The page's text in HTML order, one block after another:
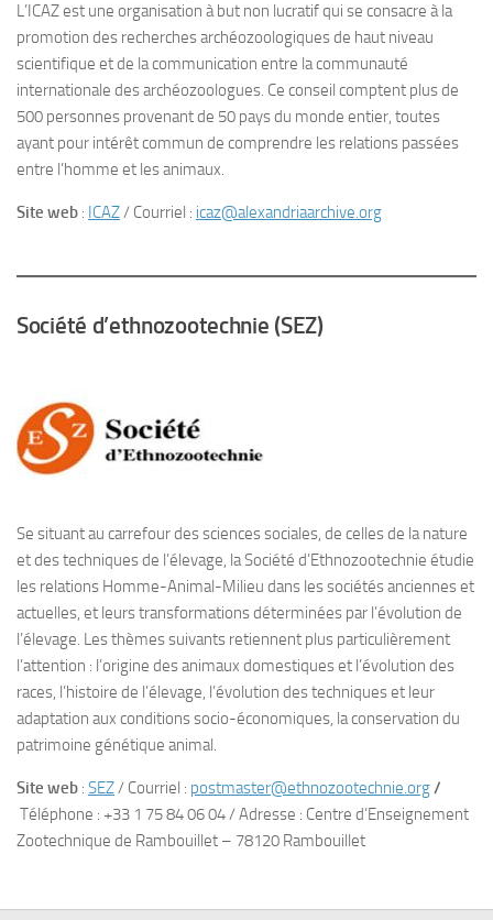
L’ICAZ est une organisation à but non lucratif qui se consacre à la
promotion des recherches archéozoologiques de haut niveau
scientifique et de la communication entre la communauté
internationale des archéozoologues. Ce conseil comptent plus de
500 personnes provenant de 50 pays du monde entier, toutes
ayant pour intérêt commun de comprendre les relations passées
entre l’homme et les animaux.
Site web : ICAZ/ Courriel : icaz@alexandriaarchive.org
Société d’ethnozootechnie (SEZ)
Se situant au carrefour des sciences sociales, de celles de la nature
et des techniques de l’élevage, la Société d’Ethnozootechnie étudie
les relations Homme-Animal-Milieu dans les sociétés anciennes et
actuelles, et leurs transformations déterminées par l’évolution de
l’élevage. Les thèmes suivants retiennent plus particulièrement
l’attention : l’origine des animaux domestiques et l’évolution des
races, l’histoire de l’élevage, l’évolution des techniques et leur
adaptation aux conditions socio-économiques, la conservation du
patrimoine génétique animal.
Site web : SEZ/ Courriel : postmaster@ethnozootechnie.org/
Téléphone : +33 1 75 84 06 04 / Adresse : Centre d’Enseignement
Zootechnique de Rambouillet – 78120 Rambouillet